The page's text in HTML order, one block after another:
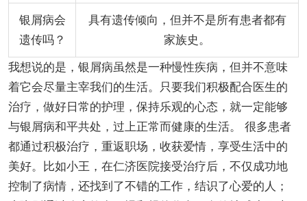
银屑病会
遗传吗？
具有遗传倾向，但并不是所有患者都有
家族史。
我想说的是，银屑病虽然是一种慢性疾病，但并不意味
着它会尽量主宰我们的生活。只要我们积极配合医生的
治疗，做好日常的护理，保持乐观的心态，就一定能够
与银屑病和平共处，过上正常而健康的生活。 很多患者
都通过积极治疗，重返职场，收获爱情，享受生活中的
美好。比如小王，在仁济医院接受治疗后，不仅成功地
控制了病情，还找到了不错的工作，结识了心爱的人；